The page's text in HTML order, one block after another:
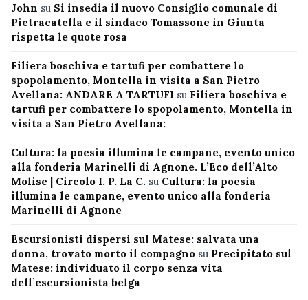
John su Si insedia il nuovo Consiglio comunale di
Pietracatella e il sindaco Tomassone in Giunta
rispetta le quote rosa
Filiera boschiva e tartufi per combattere lo
spopolamento, Montella in visita a San Pietro
Avellana: ANDARE A TARTUFI su Filiera boschiva e
tartufi per combattere lo spopolamento, Montella in
visita a San Pietro Avellana:
Cultura: la poesia illumina le campane, evento unico
alla fonderia Marinelli di Agnone. L’Eco dell’Alto
Molise | Circolo I. P. La C. su Cultura: la poesia
illumina le campane, evento unico alla fonderia
Marinelli di Agnone
Escursionisti dispersi sul Matese: salvata una
donna, trovato morto il compagno su Precipitato sul
Matese: individuato il corpo senza vita
dell’escursionista belga